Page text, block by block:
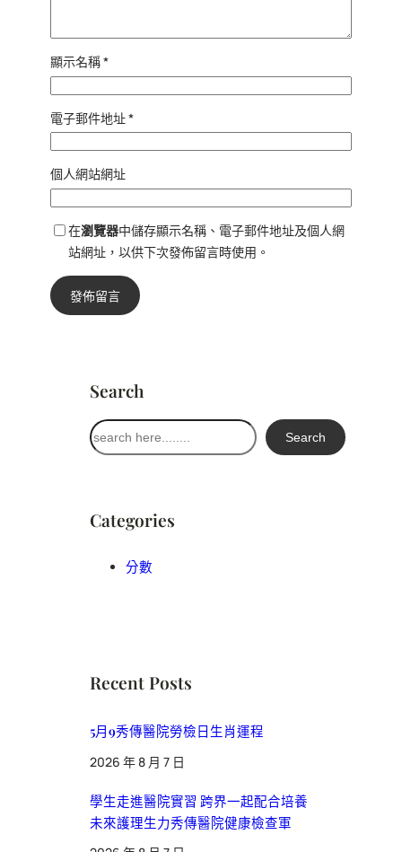
顯示名稱*
電子郵件地址*
個人網站網址
在瀏覽器中儲存顯示名稱、電子郵件地址及個人網
站網址，以供下次發佈留言時使用。
Search
搜
尋
Search
Categories
分數
Recent Posts
5月9秀傳醫院勞檢日生肖運程
2026 年 8 月 7 日
學生走進醫院實習 跨界一起配合培養
未來護理生力秀傳醫院健康檢查軍